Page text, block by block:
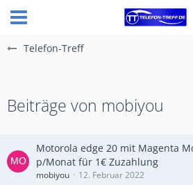
Telefon-Treff
Beiträge von mobiyou
Motorola edge 20 mit Magenta
p/Monat für 1€ Zuzahlung
mobiyou 12. Februar 2022